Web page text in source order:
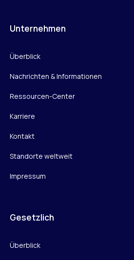
Unternehmen
Überblick
Nachrichten & Informationen
Ressourcen-Center
Karriere
Kontakt
Standorte weltweit
Impressum
Gesetzlich
Überblick